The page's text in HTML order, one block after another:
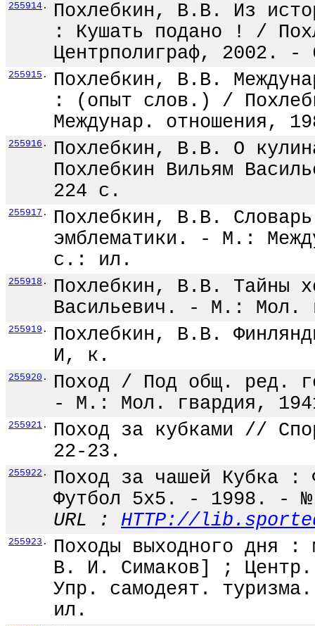
255914 .
Похлебкин, В.В. Из
: Кушать подано ! /
Центрполиграф, 2002. -
255915 .
Похлебкин, В.В.
: (опыт слов.) /
Междунар. отношения,
255916 .
Похлебкин, В.В. О
Похлебкин Вильям
224 с.
255917 .
Похлебкин, В.В.
эмблематики. - М.:
с.: ил.
255918 .
Похлебкин, В.В. Тайны
Васильевич. - М.: Мол.
255919 .
Похлебкин, В.В.
И, к.
255920 .
Поход / Под общ. ред.
- М.: Мол. гвардия,
255921 .
Поход за кубками //
22-23.
255922 .
Поход за чашей Кубка
Футбол 5x5. - 1998. -
URL : HTTP://
255923 .
Походы выходного дня
В. И. Симаков] ; Центр.
Упр. самодеят.
ил.